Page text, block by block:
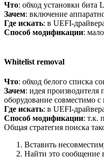
Что: обход установки бита
Зачем: включение
Где искать: в UEFI-
Способ модификации:
Whitelist removal
Что: обход белого списка
Зачем: идея
оборудование совместимо
Где искать: в UEFI-
Способ модификации: т.к.
Общая стратегия поиска
Вставить
Найти это сообщение